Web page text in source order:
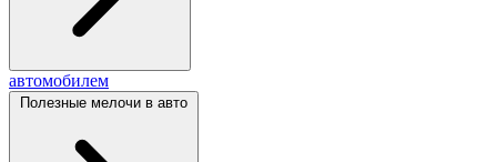
автомобилем
Полезные мелочи в авто